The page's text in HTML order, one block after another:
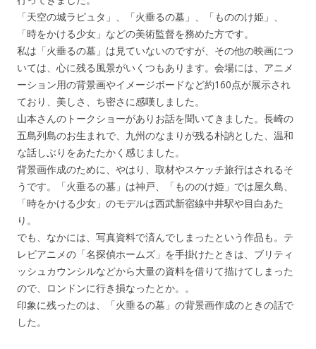
「天空の城ラピュタ」、「火垂るの墓」、「もののけ姫」、
「時をかける少女」などの美術監督を務めた方です。
私は「火垂るの墓」は見ていないのですが、その他の映画につ
いては、心に残る風景がいくつもあります。会場には、アニメ
ーション用の背景画やイメージボードなど約160点が展示され
ており、美しさ、ち密さに感嘆しました。
山本さんのトークショーがありお話を聞いてきました。長崎の
五島列島のお生まれで、九州のなまりが残る朴訥とした、温和
な話しぶりをあたたかく感じました。
背景画作成のために、やはり、取材やスケッチ旅行はされるそ
うです。「火垂るの墓」は神戸、「もののけ姫」では屋久島、
「時をかける少女」のモデルは西武新宿線中井駅や目白あた
り。
でも、なかには、写真資料で済んでしまったという作品も。テ
レビアニメの「名探偵ホームズ」を手掛けたときは、ブリティ
ッシュカウンシルなどから大量の資料を借りて描けてしまった
ので、ロンドンに行き損なったとか。。
印象に残ったのは、「火垂るの墓」の背景画作成のときの話で
した。